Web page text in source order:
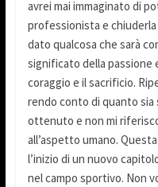
avrei mai immaginato di
professionista e
dato qualcosa che sarà
significato della passione
coraggio e il sacrificio.
rendo conto di quanto
ottenuto e non mi
all’aspetto umano.
l’inizio di un nuovo
nel campo sportivo. Non